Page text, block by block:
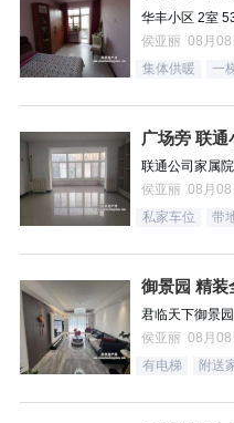
华丰小区 2室
侯亚丽 08月08
集体供暖 一
联通公司家属
侯亚丽 08月08
私家车位 带
御景园 精装
君临天下御景
侯亚丽 08月08
有电梯 附送